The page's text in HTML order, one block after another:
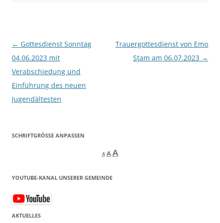
Beitragsnavigation
← Gottesdienst Sonntag
04.06.2023 mit
Verabschiedung und
Einführung des neuen
Jugendältesten
Trauergottesdienst von Emo
Stam am 06.07.2023 →
SCHRIFTGRÖSSE ANPASSEN
Afont
A Reset
size.
AIncrease
YOUTUBE-KANAL UNSERER GEMEINDE
AKTUELLES